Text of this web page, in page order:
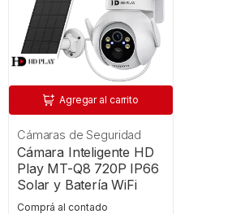
Agregar al carrito
Cámaras de Seguridad
Cámara Inteligente HD
Play MT-Q8 720P IP66
Solar y Batería WiFi
Comprá al contado